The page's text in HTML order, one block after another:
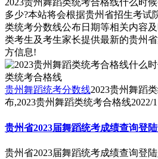
2023贵州舞蹈类统考合格线什么时
多少?本站将会根据贵州省招生考试
类统考分数线公布日期等相关内容
类考生及考生家长提供最新的贵州
方信息!
贵州舞蹈统考分数线2023贵州舞蹈
布,2023贵州舞蹈类统考合格线2022/
贵州省2023届舞蹈统考成绩查询登陆
贵州省2023届舞蹈统考成绩查询登